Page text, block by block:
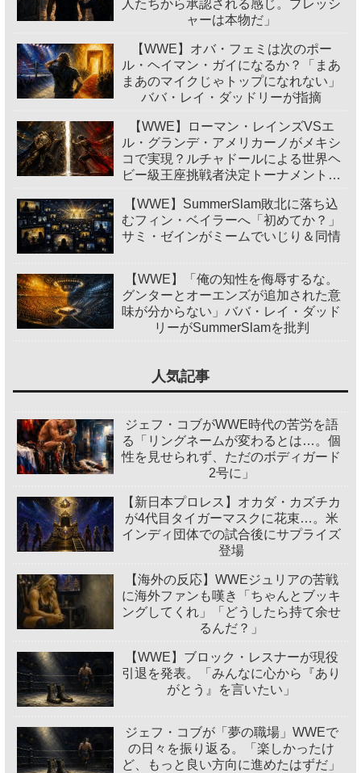
人たちから承認される感じ。プレッシ
ャーは本物だ」
【WWE】オバ・フェミは次のポー
ル・ヘイマン・ガイになるか？「まあ
まあのマイクじゃトップになれない」
ババ・レイ・ダッドリーが指摘
【WWE】ローマン・レインズVSエ
ル・グランデ・アメリカーノがメキシ
コで実現？ルチャドールによる世界ヘ
ビー級王座挑戦者決定トーナメント開
【WWE】SummerSlam敗北に落ち込
むフィン・ベイラーへ「初めてか？」
サミ・ゼインがミームでいじり＆同情
【WWE】「俺の知性を侮辱するな。
グンターとオーエンズが追加された意
味が分からない」ババ・レイ・ダッド
リーがSummerSlamを批判
人気記事
ジェフ・コブがWWE時代の苦労を語
る「リングネームが変わるとは…。個
性を見せられず、ただのボディガード
2号に」
【新日本プロレス】オカダ・カズチカ
が4代目タイガーマスクに花束…。米
インディ団体での試合後にサプライズ
登場
【海外の反応】WWEジュリアの苦戦
に海外ファンも嘆き「ちゃんとブッキ
ングしてくれ」「どうしたら持て余せ
るんだ？」
【WWE】ブロック・レスナーが現役
引退を発表。「みんなに心から『あり
がとう』を言いたい」
ジェフ・コブが「夢の職場」WWEで
の日々を振り返る。「楽しかったけ
ど、もっと良い方向に進めたはずだ」